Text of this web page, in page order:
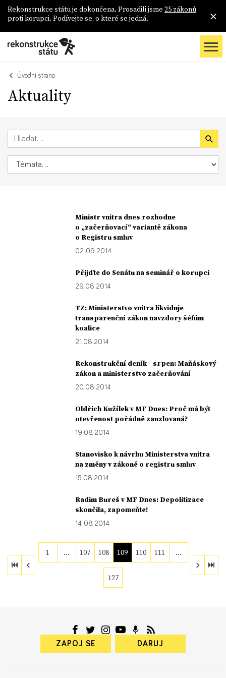
Rekonstrukce státu je dokončena. Prosadili jsme 25 zákonů
proti korupci. Podívejte se, o které se jedná.
Úvodní strana
Aktuality
Ministr vnitra dnes rozhodne
o „začerňovací“ variantě zákona
o Registru smluv
02. 09. 2014
Přijďte do Senátu na seminář o korupci
29. 08. 2014
TZ: Ministerstvo vnitra likviduje
transparenční zákon navzdory šéfům
koalice
21. 08. 2014
Rekonstrukční deník - srpen: Maňáskový
zákon a ministerstvo začerňování
20. 08. 2014
Oldřich Kužílek v MF Dnes: Proč má být
otevřenost pořádně zauzlovaná?
19. 08. 2014
Stanovisko k návrhu Ministerstva vnitra
na změny v zákoně o registru smluv
15. 08. 2014
Radim Bureš v MF Dnes: Depolitizace
skončila, zapomeňte!
14. 08. 2014
1 … 107 108 109 110 111 …
127
ZAPOJ SE DARUJ